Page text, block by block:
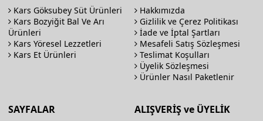
Kars Göksubey Süt Ürünleri
Kars Bozyiğit Bal Ve Arı
Ürünleri
Kars Yöresel Lezzetleri
Kars Et Ürünleri
Hakkımızda
Gizlilik ve Çerez Politikası
İade ve İptal Şartları
Mesafeli Satış Sözleşmesi
Teslimat Koşulları
Üyelik Sözleşmesi
Ürünler Nasıl Paketlenir
SAYFALAR ALIŞVERİŞ ve ÜYELİK